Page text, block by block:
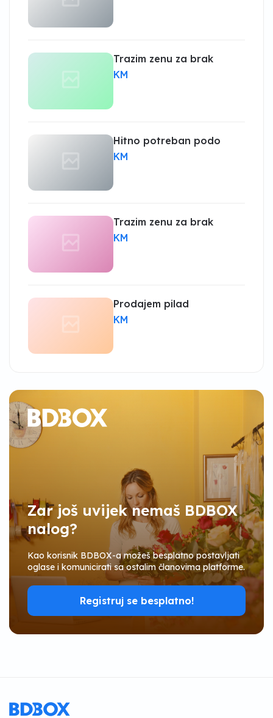
Trazim zenu za brak
KM
Hitno potreban podo
KM
Trazim zenu za brak
KM
Prodajem pilad
KM
Zar još uvijek nemaš BDBOX
nalog?
Kao korisnik BDBOX-a možeš besplatno postavljati
oglase i komunicirati sa ostalim članovima platforme.
Registruj se besplatno!